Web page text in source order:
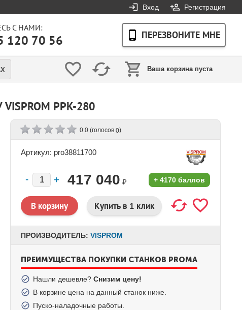
Вход Регистрация
С НАМИ:
120 70 56 ПЕРЕЗВОНИТЕ МНЕ
Ваша корзина пуста
PPK-280
0.0 (голосов 0)
Артикул: pro38811700
417 040 ₽ + 4170 баллов
Купить в 1 клик
ПРОИЗВОДИТЕЛЬ: VISPROM
ПРЕИМУЩЕСТВА ПОКУПКИ СТАНКОВ PROMA
Нашли дешевле? Снизим цену!
В корзине цена на данный станок ниже.
Пуско-наладочные работы.